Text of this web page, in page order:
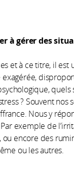
à gérer des
et à ce titre, il est
quels
? Souvent nos
Nous y
exemple de
ou encore des
ou les autres.